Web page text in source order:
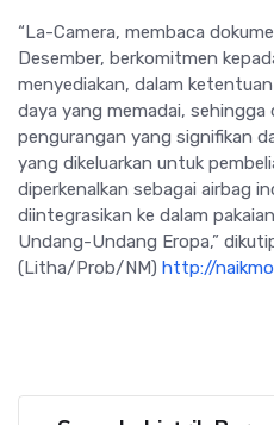
“La-Camera, membaca
Desember, berkomitmen
menyediakan, dalam
daya yang memadai, sehingga
pengurangan yang signifikan
yang dikeluarkan untuk
diperkenalkan sebagai airbag
diintegrasikan ke dalam
Undang-Undang Eropa,”
(Litha/Prob/NM) http://